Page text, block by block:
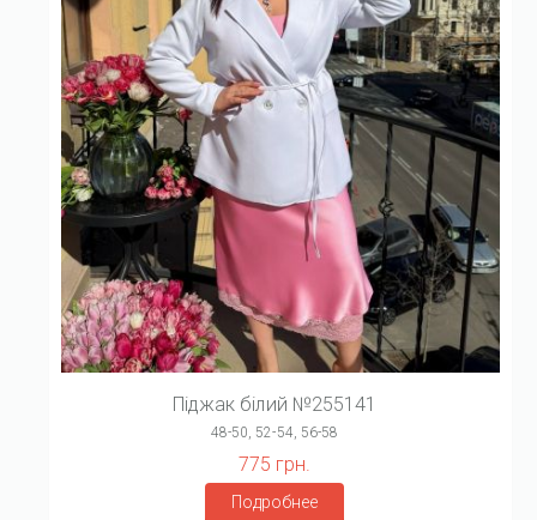
Піджак білий №255141
48-50, 52-54, 56-58
775 грн.
Подробнее